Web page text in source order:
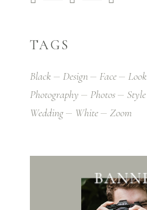
TAGS
Black Design Face Look
Photography
Photos Style
Wedding
White Zoom